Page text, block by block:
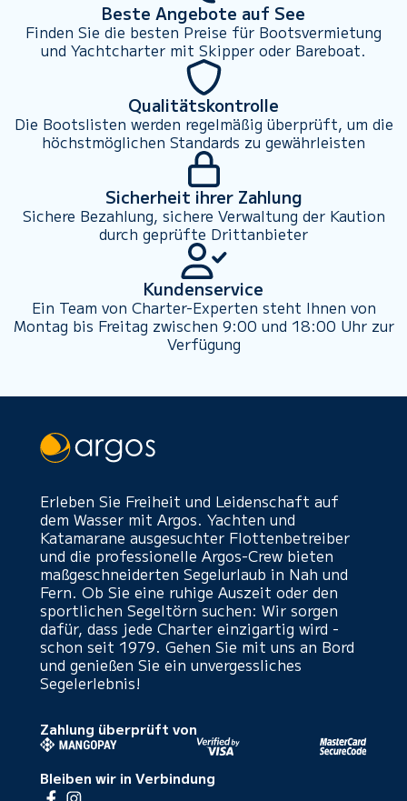
Beste Angebote auf See
Finden Sie die besten Preise für Bootsvermietung
und Yachtcharter mit Skipper oder Bareboat.
Qualitätskontrolle
Die Bootslisten werden regelmäßig überprüft, um die
höchstmöglichen Standards zu gewährleisten
Sicherheit ihrer Zahlung
Sichere Bezahlung, sichere Verwaltung der Kaution
durch geprüfte Drittanbieter
Kundenservice
Ein Team von Charter-Experten steht Ihnen von
Montag bis Freitag zwischen 9:00 und 18:00 Uhr zur
Verfügung
Erleben Sie Freiheit und Leidenschaft auf
dem Wasser mit Argos. Yachten und
Katamarane ausgesuchter Flottenbetreiber
und die professionelle Argos-Crew bieten
maßgeschneiderten Segelurlaub in Nah und
Fern. Ob Sie eine ruhige Auszeit oder den
sportlichen Segeltörn suchen: Wir sorgen
dafür, dass jede Charter einzigartig wird -
schon seit 1979. Gehen Sie mit uns an Bord
und genießen Sie ein unvergessliches
Segelerlebnis!
Zahlung überprüft von
Bleiben wir in Verbindung